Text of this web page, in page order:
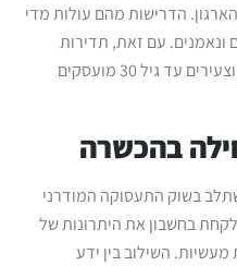
הדרישות מהם עולות מדי
ונאמנים. עם זאת, תדירות
ההחלפה של מקומות העבודה עולה וצעירים עד גיל 30 מועסקים
בהכשרה
בשוק התעסוקה המודרני
בחשבון את היתרונות של
השילוב בין ידע